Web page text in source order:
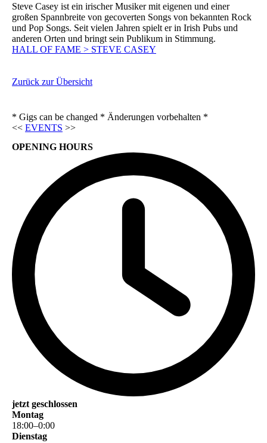
Steve Casey ist ein irischer Musiker mit eigenen und einer
großen Spannbreite von gecoverten Songs von bekannten Rock
und Pop Songs. Seit vielen Jahren spielt er in Irish Pubs und
anderen Orten und bringt sein Publikum in Stimmung.
HALL OF FAME > STEVE CASEY
Zurück zur Übersicht
* Gigs can be changed * Änderungen vorbehalten *
<< EVENTS >>
OPENING HOURS
jetzt geschlossen
Montag
18:00–0:00
Dienstag